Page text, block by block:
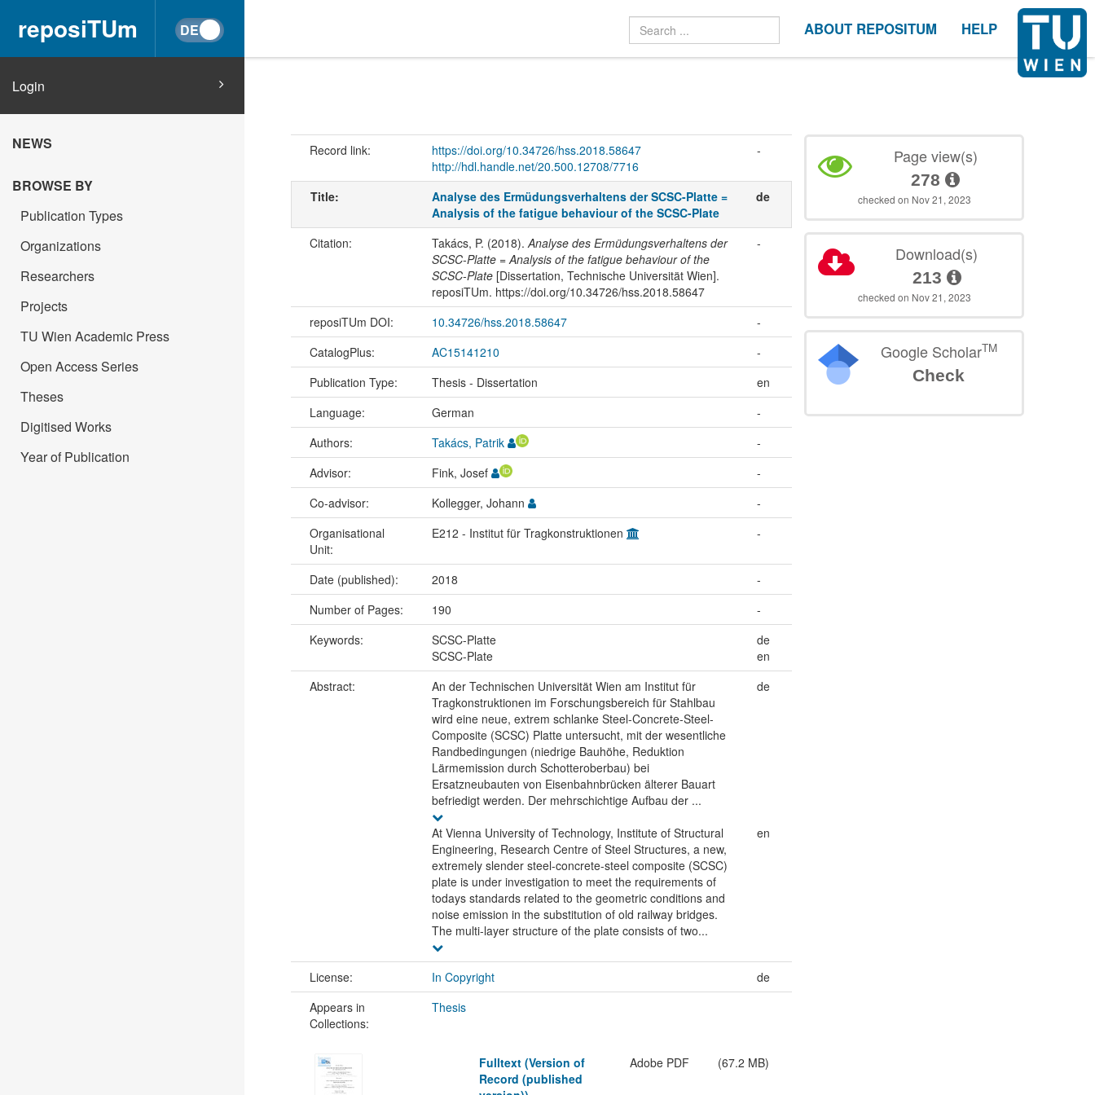
reposiTUm ABOUT REPOSITUM HELP
Login
NEWS
BROWSE BY
Publication Types
Organizations
Researchers
Projects
TU Wien Academic Press
Open Access Series
Theses
Digitised Works
Year of Publication
Record link:
https://doi.org/10.34726/hss.2018.58647
http://hdl.handle.net/20.500.12708/7716
-
Title:
Analyse des Ermüdungsverhaltens der SCSC-Platte =
Analysis of the fatigue behaviour of the SCSC-Plate
de
Citation: Takács, P. (2018). Analyse des Ermüdungsverhaltens der
SCSC-Platte = Analysis of the fatigue behaviour of the
SCSC-Plate[Dissertation, Technische Universität Wien].
reposiTUm. https://doi.org/10.34726/hss.2018.58647
-
reposiTUm DOI: 10.34726/hss.2018.58647
-
CatalogPlus:
AC15141210
-
Publication Type:
Thesis - Dissertation
en
Language:
German
-
Authors:
Takács, Patrik
-
Advisor:
Fink, Josef
-
Co-advisor:
Kollegger, Johann
-
Organisational
Unit:
E212 - Institut für Tragkonstruktionen -
Date (published): 2018
-
Number of Pages:
190
-
Keywords:
SCSC-Platte
de
SCSC-Plate
en
Abstract:
An der Technischen Universität Wien am Institut für
Tragkonstruktionen im Forschungsbereich für Stahlbau
wird eine neue, extrem schlanke Steel-Concrete-Steel-
Composite (SCSC) Platte untersucht, mit der wesentliche
Randbedingungen (niedrige Bauhöhe, Reduktion
Lärmemission durch Schotteroberbau) bei
Ersatzneubauten von Eisenbahnbrücken älterer Bauart
befriedigt werden. Der mehrschichtige Aufbau der ...
de
At Vienna University of Technology, Institute of Structural
Engineering, Research Centre of Steel Structures, a new,
extremely slender steel-concrete-steel composite (SCSC)
plate is under investigation to meet the requirements of
todays standards related to the geometric conditions and
noise emission in the substitution of old railway bridges.
The multi-layer structure of the plate consists of two...
en
License: In Copyright
de
Appears in
Collections:
Thesis
Fulltext (Version of
Record (published
Adobe PDF (67.2 MB)
Page view(s)
278
checked on Nov 21, 2023
Download(s)
213
checked on Nov 21, 2023
Google ScholarTM
Check